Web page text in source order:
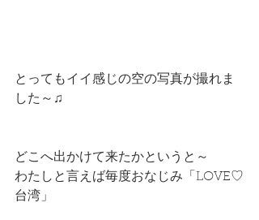
とってもイイ感じの空の写真が撮れま
した～♫
どこへ出かけて来たかというと～
わたしと言えば毎度おなじみ「LOVE♡
台湾」